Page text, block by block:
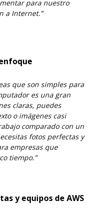
para nuestro
a Internet.”
que son simples para
es una gran
claras, puedes
o imágenes casi
comparado con un
fotos perfectas y
empresas que
tiempo.”
y equipos de AWS